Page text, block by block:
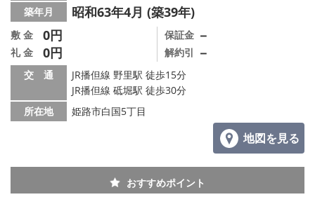
築年月 昭和63年4月 (築39年)
敷 金 0円
礼 金 0円
保証金 －
解約引 －
交 通
JR播但線 野里駅 徒歩15分
JR播但線 砥堀駅 徒歩30分
所在地
姫路市白国5丁目
地図を見る
おすすめポイント